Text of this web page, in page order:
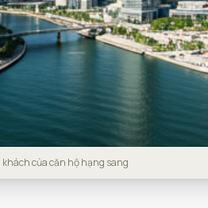
của căn hộ hạng sang